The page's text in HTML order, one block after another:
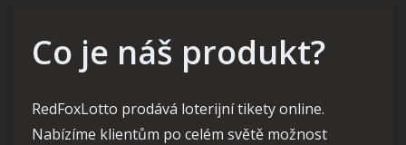
Co je náš produkt?
RedFoxLotto prodává loterijní tikety online.
Nabízíme klientům po celém světě možnost